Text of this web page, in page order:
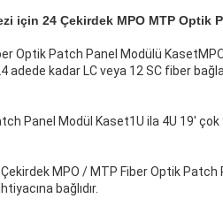
için 24 Çekirdek MPO MTP Optik
Optik Patch Panel Modülü Kaset
kadar LC veya 12 SC fiber
Panel Modül Kaset1U ila 4U 19'
MPO / MTP Fiber Optik Patch
bağlıdır.